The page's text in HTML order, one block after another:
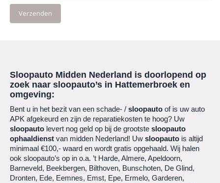
Sloopauto Midden Nederland is doorlopend op
zoek naar sloopauto’s in Hattemerbroek en
omgeving:
Bent u in het bezit van een schade- / sloopauto of is uw auto
APK afgekeurd en zijn de reparatiekosten te hoog? Uw
sloopauto levert nog geld op bij de grootste sloopauto
ophaaldienst van midden Nederland! Uw sloopauto is altijd
minimaal €100,- waard en wordt gratis opgehaald. Wij halen
ook sloopauto’s op in o.a. ’t Harde, Almere, Apeldoorn,
Barneveld, Beekbergen, Bilthoven, Bunschoten, De Glind,
Dronten, Ede, Eemnes, Emst, Epe, Ermelo, Garderen,